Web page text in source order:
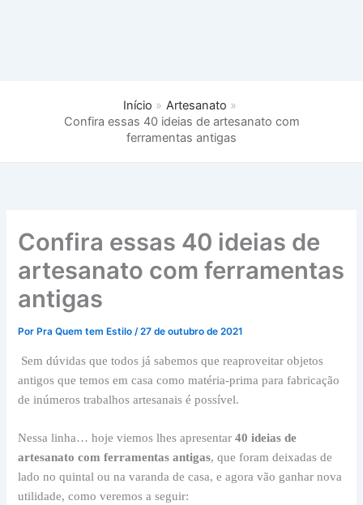
Início
Artesanato
Confira essas 40 ideias de artesanato com
ferramentas antigas
Confira essas 40 ideias de
artesanato com ferramentas
antigas
Por Pra Quem tem Estilo/27 de outubro de 2021
Sem dúvidas que todos já sabemos que reaproveitar objetos
antigos que temos em casa como matéria-prima para fabricação
de inúmeros trabalhos artesanais é possível.
Nessa linha… hoje viemos lhes apresentar40 ideias de
artesanato com ferramentas antigas, que foram deixadas de
lado no quintal ou na varanda de casa, e agora vão ganhar nova
utilidade, como veremos a seguir: